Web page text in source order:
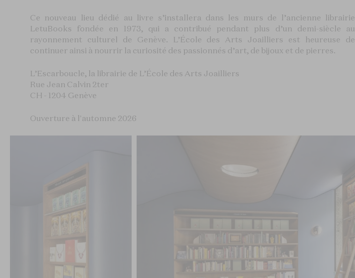
Ce nouveau lieu dédié au livre s’installera dans les murs de l’ancienne librairie
LetuBooks fondée en 1973, qui a contribué pendant plus d’un demi-siècle au
rayonnement culturel de Genève. L’École des Arts Joailliers est heureuse de
continuer ainsi à nourrir la curiosité des passionnés d’art, de bijoux et de pierres.
L’Escarboucle, la librairie de L’École des Arts Joailliers
Rue Jean Calvin 2ter
CH - 1204 Genève
Ouverture à l'automne 2026